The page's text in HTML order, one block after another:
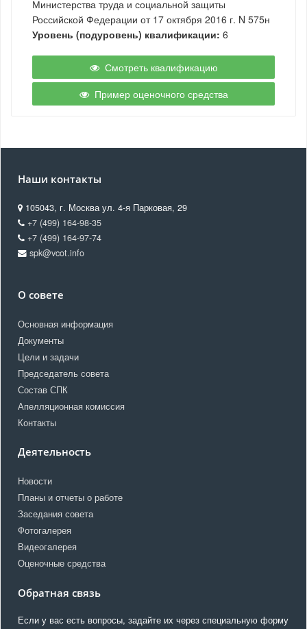
Министерства труда и социальной защиты
Российской Федерации от 17 октября 2016 г. N 575н
Уровень (подуровень) квалификации: 6
Смотреть квалификацию
Пример оценочного средства
Наши контакты
105043, г. Москва ул. 4-я Парковая, 29
+7 (499) 164-98-35
+7 (499) 164-97-74
spk@vcot.info
О совете
Основная информация
Документы
Цели и задачи
Председатель совета
Состав СПК
Апелляционная комиссия
Контакты
Деятельность
Новости
Планы и отчеты о работе
Заседания совета
Фотогалерея
Видеогалерея
Оценочные средства
Обратная связь
Если у вас есть вопросы, задайте их через специальную форму